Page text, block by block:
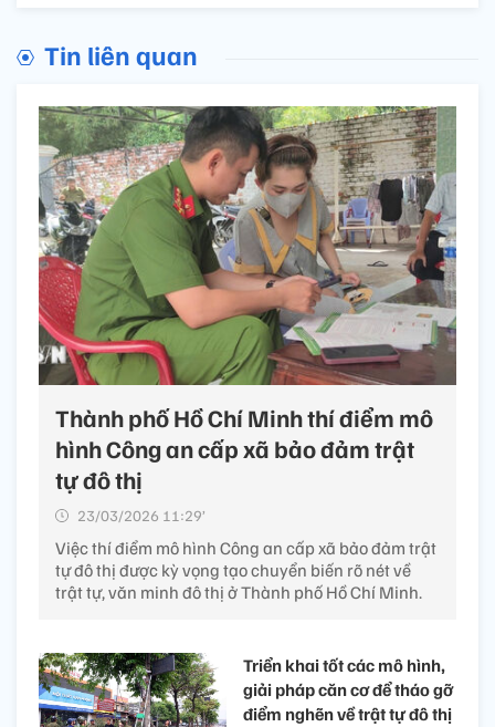
Tin liên quan
Thành phố Hồ Chí Minh thí điểm mô
hình Công an cấp xã bảo đảm trật
tự đô thị
23/03/2026 11:29’
Việc thí điểm mô hình Công an cấp xã bảo đảm trật
tự đô thị được kỳ vọng tạo chuyển biến rõ nét về
trật tự, văn minh đô thị ở Thành phố Hồ Chí Minh.
Triển khai tốt các mô hình,
giải pháp căn cơ để tháo gỡ
điểm nghẽn về trật tự đô thị